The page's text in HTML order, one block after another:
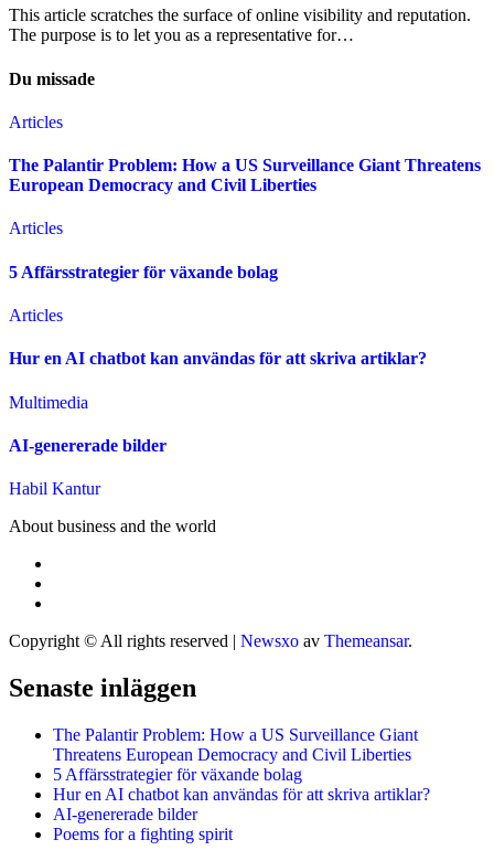
This article scratches the surface of online visibility and reputation.
The purpose is to let you as a representative for…
Du missade
Articles
The Palantir Problem: How a US Surveillance Giant Threatens
European Democracy and Civil Liberties
Articles
5 Affärsstrategier för växande bolag
Articles
Hur en AI chatbot kan användas för att skriva artiklar?
Multimedia
AI-genererade bilder
Habil Kantur
About business and the world
Copyright © All rights reserved | Newsxo av Themeansar.
Senaste inläggen
The Palantir Problem: How a US Surveillance Giant
Threatens European Democracy and Civil Liberties
5 Affärsstrategier för växande bolag
Hur en AI chatbot kan användas för att skriva artiklar?
AI-genererade bilder
Poems for a fighting spirit